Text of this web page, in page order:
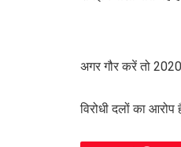
अगर गौर करें तो
विरोधी दलों का